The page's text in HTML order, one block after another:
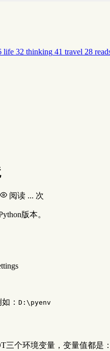
life 32 thinking 41 travel 28
阅读 ... 次
版本。
： D:\pyenv
三个环境变量，变量值都是